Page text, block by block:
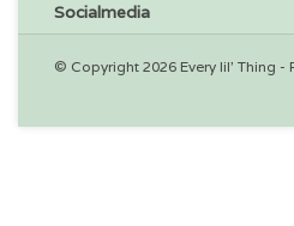
Socialmedia
© Copyright 2026 Every lil' Thing -